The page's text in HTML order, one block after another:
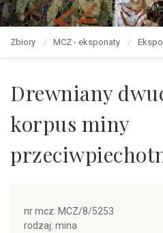
Zbiory MCZ - eksponaty
Drewniany
korpus miny
nr mcz: MCZ/8/5253
rodzaj: mina